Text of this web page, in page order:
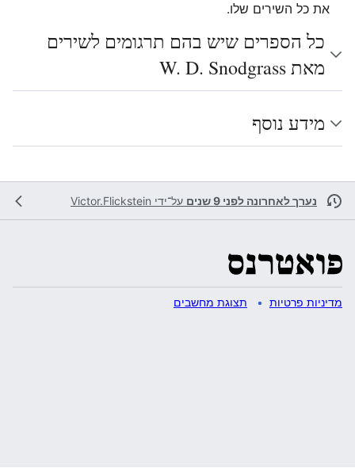
את כל השירים שלו.
כל הספרים שיש בהם תרגומים לשירים
מאת W. D. Snodgrass
מידע נוסף
נערך לאחרונה לפני 9 שנים על־ידי Victor.Flickstein
מדיניות פרטיות תצוגת מחשבים